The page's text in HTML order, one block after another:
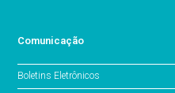
Comunicação
Boletins Eletrônicos